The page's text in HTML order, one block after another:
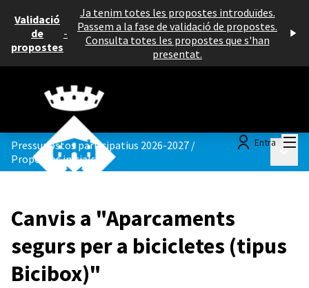
Validació
de
propostes
-
Ja tenim totes les propostes introduïdes.
Passem a la fase de validació de propostes.
Consulta totes les propostes que s'han
presentat.
Entra
Pressupostos participatius 2026-2027 /
Propostes inicials
Canvis a "Aparcaments
segurs per a bicicletes (tipus
Bicibox)"